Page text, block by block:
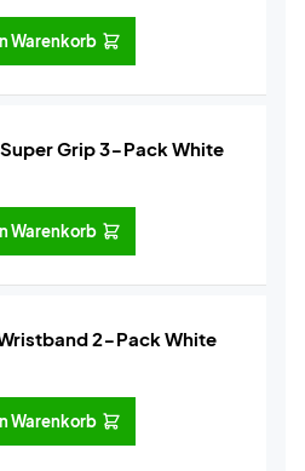
Warenkorb
Grip 3-Pack White
Warenkorb
Wristband 2-Pack White
Warenkorb